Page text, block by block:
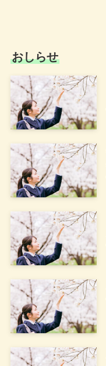
おしらせ